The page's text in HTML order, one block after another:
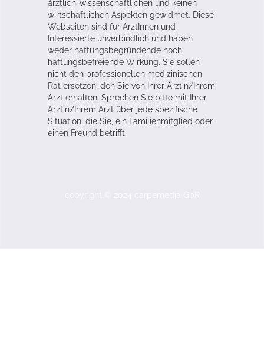
ärztlich-wissenschaftlichen und keinen
wirtschaftlichen Aspekten gewidmet. Diese
Webseiten sind für ÄrztInnen und
Interessierte unverbindlich und haben
weder haftungsbegründende noch
haftungsbefreiende Wirkung. Sie sollen
nicht den professionellen medizinischen
Rat ersetzen, den Sie von Ihrer Ärztin/Ihrem
Arzt erhalten. Sprechen Sie bitte mit Ihrer
Ärztin/Ihrem Arzt über jede spezifische
Situation, die Sie, ein Familienmitglied oder
einen Freund betrifft.